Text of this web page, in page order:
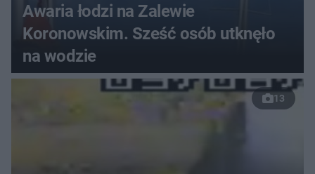
Awaria łodzi na Zalewie
Koronowskim. Sześć osób utknęło
na wodzie
13